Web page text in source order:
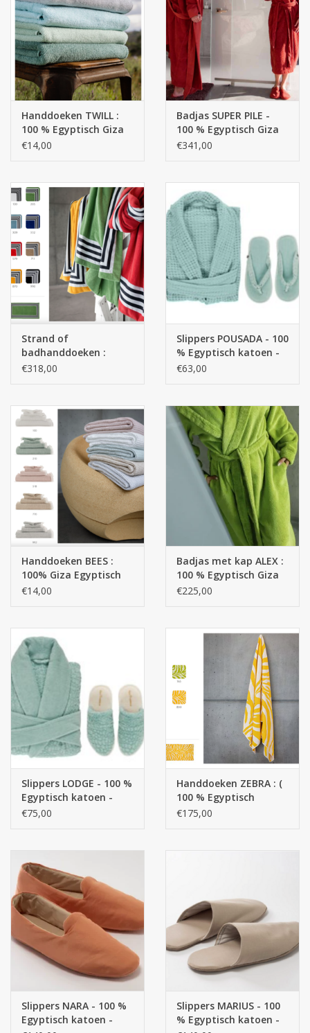
Stof per meter
GESCHENK ARTIKELEN
STRANDLINNEN
MAATWERK
Jacht en Zeilboten ,
handdoeken
Huis en nacht kledij (
DAMES )
Merken
Handdoeken TWILL :
100 % Egyptisch Giza
katoen extra lange
€14,00
Badjas SUPER PILE -
100 % Egyptisch Giza
katoen Extra lange
€341,00
Strand of
badhanddoeken :
CANNES : 100 % Giza -
550 gr/ m2
€318,00
Slippers POUSADA - 100
% Egyptisch katoen -
GIZA / lange draad , /
€63,00
Handdoeken BEES :
100% Giza Egyptisch
katoen extra lange
€14,00
Badjas met kap ALEX :
100 % Egyptisch Giza
katoen - Extra lange
€225,00
Slippers LODGE - 100 %
Egyptisch katoen -
GIZA / lange draad , /
€75,00
Handdoeken ZEBRA : (
100 % Egyptisch
katoen - GIZA / lange
€175,00
Slippers NARA - 100 %
Egyptisch katoen -
Slippers MARIUS - 100
% Egyptisch katoen -